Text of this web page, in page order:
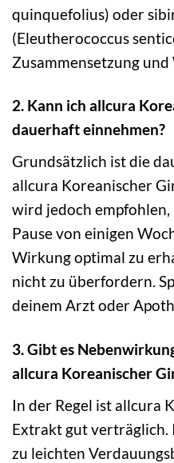
quinquefolius) oder
(Eleutherococcus
Zusammensetzung und
2. Kann ich allcura
dauerhaft einnehmen?
Grundsätzlich ist die
allcura Koreanischer
wird jedoch
Pause von einigen
Wirkung optimal zu
nicht zu überfordern.
deinem Arzt oder
3. Gibt es
allcura Koreanischer
In der Regel ist allcura
Extrakt gut verträglich.
zu leichten